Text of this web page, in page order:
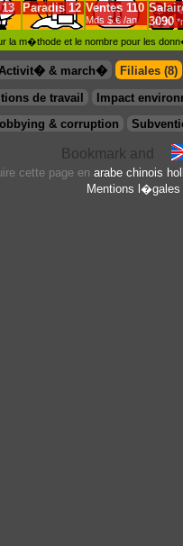
13 Paradis 12 Ventes 110
Mds $.€ /an
3090
la m�thode et le nombre pour les
& march� Filiales (8)
de travail Impact
& corruption
cette page en arabe chinois
Mentions l�gales